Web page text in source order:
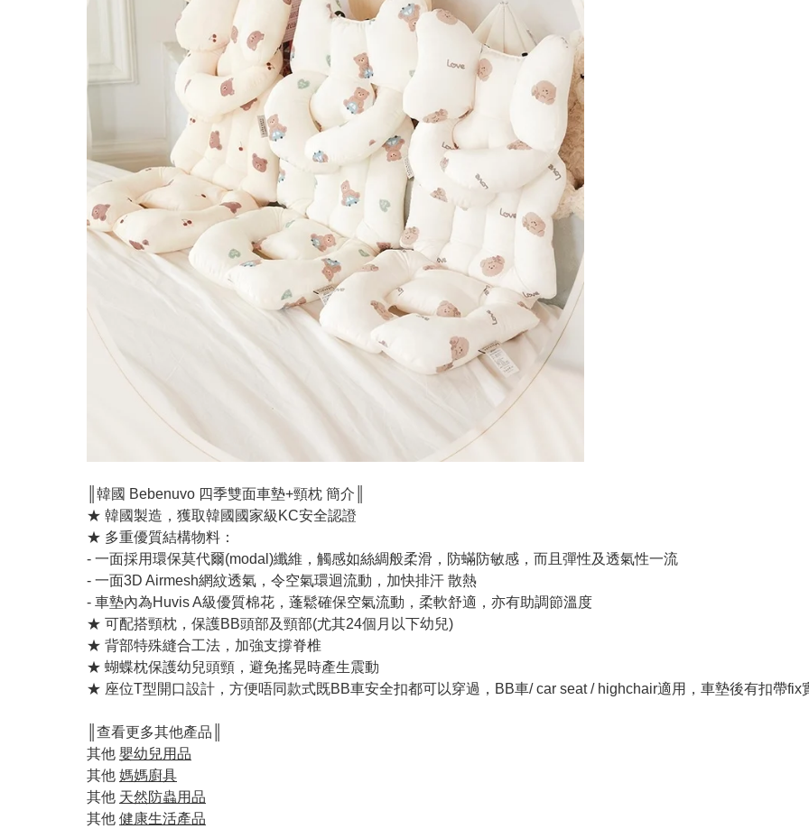
║韓國 Bebenuvo 四季雙面車墊+頸枕 簡介║
★ 韓國製造，獲取韓國國家級KC安全認證
★ 多重優質結構物料：
- 一面採用環保莫代爾(modal)纖維，觸感如絲綢般柔滑，防蟎防敏感，而且彈性及透氣性一流
- 一面3D Airmesh網紋透氣，令空氣環迴流動，加快排汗 散熱
- 車墊內為Huvis A級優質棉花，蓬鬆確保空氣流動，柔軟舒適，亦有助調節溫度
★ 可配搭頸枕，保護BB頭部及頸部(尤其24個月以下幼兒)
★ 背部特殊縫合工法，加強支撐脊椎
★ 蝴蝶枕保護幼兒頭頸，避免搖晃時產生震動
★ 座位T型開口設計，方便唔同款式既BB車安全扣都可以穿過，BB車/ car seat / highchair適用，車墊後有扣帶fix
║查看更多其他產品║
其他 嬰幼兒用品
其他 媽媽廚具
其他 天然防蟲用品
其他 健康生活產品